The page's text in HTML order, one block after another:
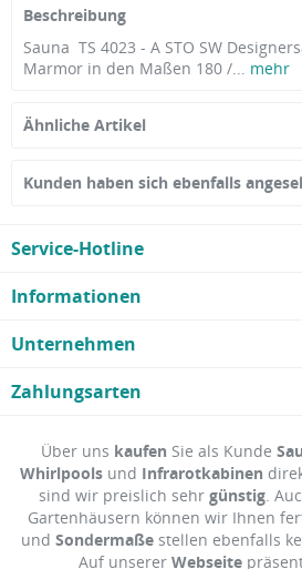
Beschreibung
Sauna TS 4023 - A STO SW
Marmor in den Maßen 180 /... mehr
Ähnliche Artikel
Kunden haben sich ebenfalls
Service-Hotline
Informationen
Unternehmen
Zahlungsarten
Über uns kaufen Sie als Kunde
Whirlpoolsund Infrarotkabinen
sind wir preislich sehr günstig.
Gartenhäusern können wir Ihnen
und Sondermaßestellen ebenfalls
Auf unserer Webseite